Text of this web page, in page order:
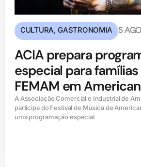
CULTURA,GASTRONOMIA 5
ACIA prepara
especial para
FEMAM em
A Associação Comercial e Industrial de
participa do Festival de Música de
uma programação especial